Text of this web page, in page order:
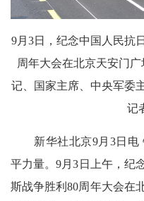
9月3日，纪念中国人民抗
周年大会在北京天安门
记、国家主席、中央军委
记
新华社北京9月3日电
平力量。9月3日上午，纪
斯战争胜利80周年大会在